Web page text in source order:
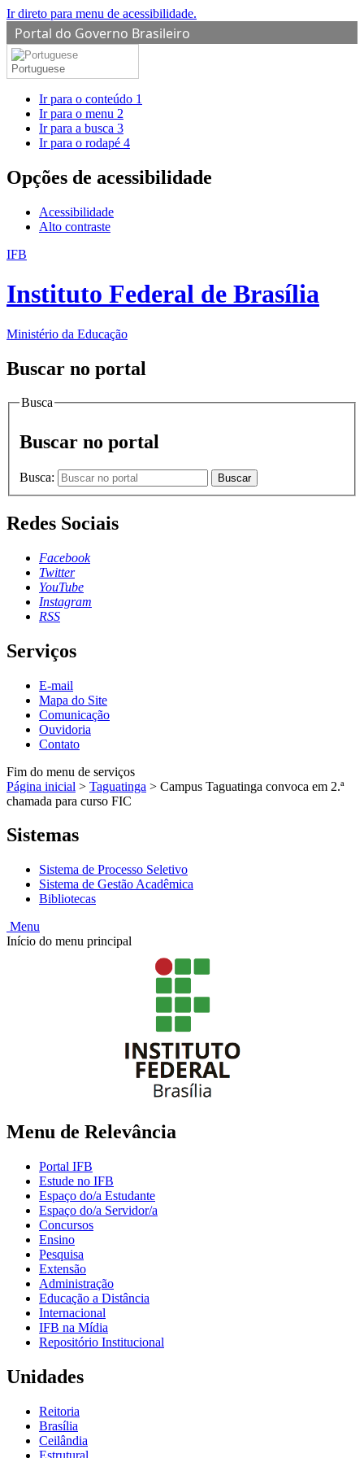
Ir direto para menu de acessibilidade.
Portal do Governo Brasileiro
Portuguese
Ir para o conteúdo 1
Ir para o menu 2
Ir para a busca 3
Ir para o rodapé 4
Opções de acessibilidade
Acessibilidade
Alto contraste
IFB
Instituto Federal de Brasília
Ministério da Educação
Buscar no portal
Busca
Buscar no portal
Busca: Buscar
Redes Sociais
Facebook
Twitter
YouTube
Instagram
RSS
Serviços
E-mail
Mapa do Site
Comunicação
Ouvidoria
Contato
Fim do menu de serviços
Página inicial > Taguatinga > Campus Taguatinga convoca em 2.ª
chamada para curso FIC
Sistemas
Sistema de Processo Seletivo
Sistema de Gestão Acadêmica
Bibliotecas
Menu
Início do menu principal
Menu de Relevância
Portal IFB
Estude no IFB
Espaço do/a Estudante
Espaço do/a Servidor/a
Concursos
Ensino
Pesquisa
Extensão
Administração
Educação a Distância
Internacional
IFB na Mídia
Repositório Institucional
Unidades
Reitoria
Brasília
Ceilândia
Estrutural